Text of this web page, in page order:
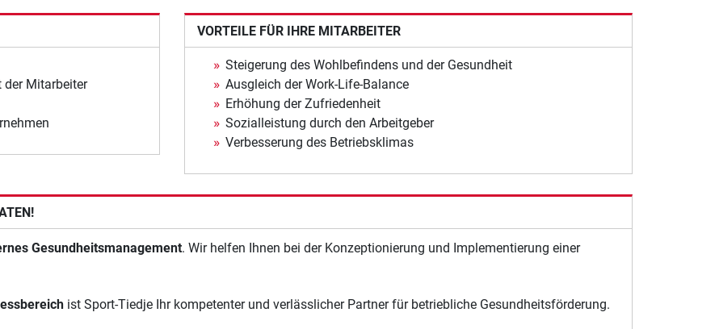
der Mitarbeiter
VORTEILE FÜR IHRE MITARBEITER
Steigerung des Wohlbefindens und der Gesundheit
Ausgleich der Work-Life-Balance
Erhöhung der Zufriedenheit
Sozialleistung durch den Arbeitgeber
Verbesserung des Betriebsklimas
Gesundheitsmanagement. Wir helfen Ihnen bei der Konzeptionierung und Implementierung einer
ist Sport-Tiedje Ihr kompetenter und verlässlicher Partner für betriebliche Gesundheitsförderung.